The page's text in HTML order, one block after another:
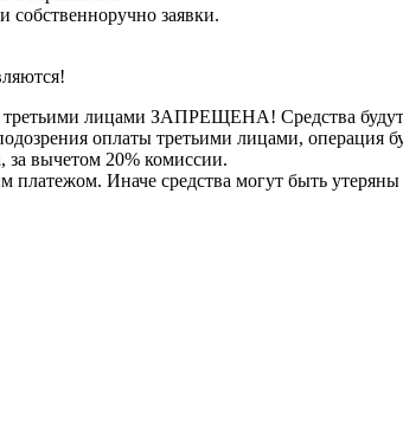
заявки.
лицами ЗАПРЕЩЕНА! Средства будут
оплаты третьими лицами,
за вычетом 20% комиссии.
Иначе средства могут быть утеряны